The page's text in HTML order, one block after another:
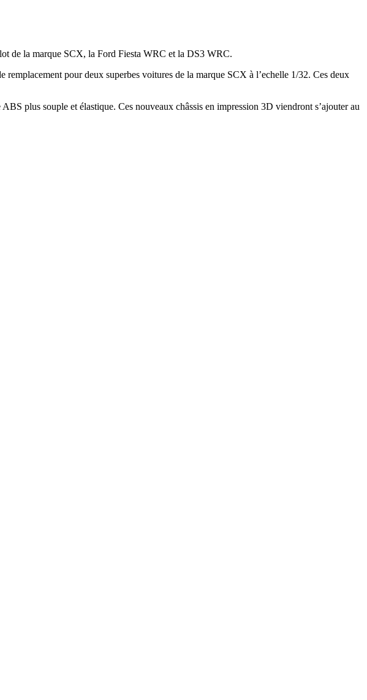
de la marque SCX, la Ford Fiesta WRC et la DS3 WRC.
remplacement pour deux superbes voitures de la marque SCX à l’echelle 1/32. Ces deux
plus souple et élastique. Ces nouveaux châssis en impression 3D viendront s’ajouter au